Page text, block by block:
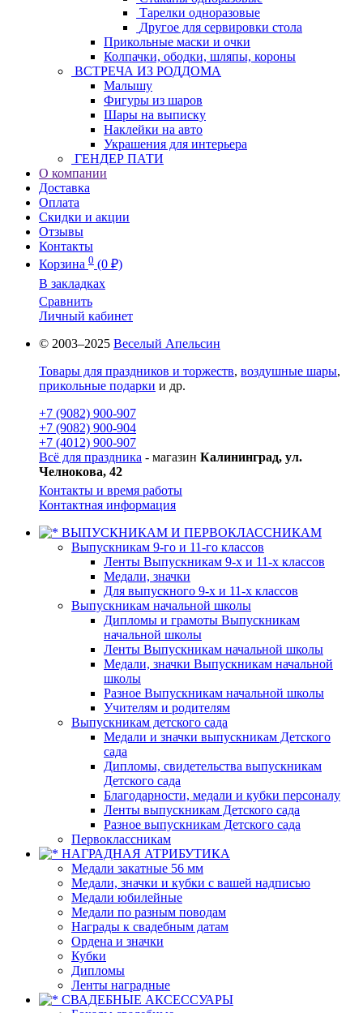
Тарелки одноразовые
Другое для сервировки стола
Прикольные маски и очки
Колпачки, ободки, шляпы, короны
ВСТРЕЧА ИЗ РОДДОМА
Малышу
Фигуры из шаров
Шары на выписку
Наклейки на авто
Украшения для интерьера
ГЕНДЕР ПАТИ
О компании
Доставка
Оплата
Скидки и акции
Отзывы
Контакты
Корзина 0 (0 ₽)
В закладках
Сравнить
Личный кабинет
© 2003–2025 Веселый Апельсин
Товары для праздников и торжеств, воздушные шары,
прикольные подарки и др.
+7 (9082) 900-907
+7 (9082) 900-904
+7 (4012) 900-907
Всё для праздника - магазин Калининград, ул.
Челнокова, 42
Контакты и время работы
Контактная информация
ВЫПУСКНИКАМ И ПЕРВОКЛАССНИКАМ
Выпускникам 9-го и 11-го классов
Ленты Выпускникам 9-х и 11-х классов
Медали, значки
Для выпускного 9-х и 11-х классов
Выпускникам начальной школы
Дипломы и грамоты Выпускникам
начальной школы
Ленты Выпускникам начальной школы
Медали, значки Выпускникам начальной
школы
Разное Выпускникам начальной школы
Учителям и родителям
Выпускникам детского сада
Медали и значки выпускникам Детского
сада
Дипломы, свидетельства выпускникам
Детского сада
Благодарности, медали и кубки персоналу
Ленты выпускникам Детского сада
Разное выпускникам Детского сада
Первоклассникам
НАГРАДНАЯ АТРИБУТИКА
Медали закатные 56 мм
Медали, значки и кубки с вашей надписью
Медали юбилейные
Медали по разным поводам
Награды к свадебным датам
Ордена и значки
Кубки
Дипломы
Ленты наградные
СВАДЕБНЫЕ АКСЕССУАРЫ